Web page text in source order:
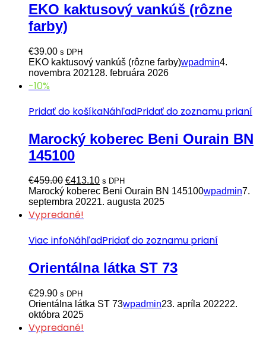
EKO kaktusový vankúš (rôzne
farby)
€39.00 s DPH
EKO kaktusový vankúš (rôzne farby)wpadmin4.
novembra 202128. februára 2026
-10%
Pridať do košíkaNáhľadPridať do zoznamu prianí
Marocký koberec Beni Ourain BN
145100
€459.00 Pôvodná
cena
bola:
€459.00.
€413.10Aktuálna
cena
je:
s DPH
Marocký koberec Beni Ourain BN 145100wpadmin7.
septembra 20221. augusta 2025
Vypredané!
Viac infoNáhľadPridať do zoznamu prianí
Orientálna látka ST 73
€29.90 s DPH
Orientálna látka ST 73wpadmin23. apríla 202222.
októbra 2025
Vypredané!